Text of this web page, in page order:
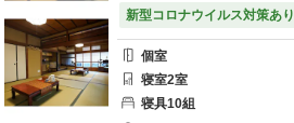
新型コロナウイルス対策あり
個室
寝室2室
寝具10組